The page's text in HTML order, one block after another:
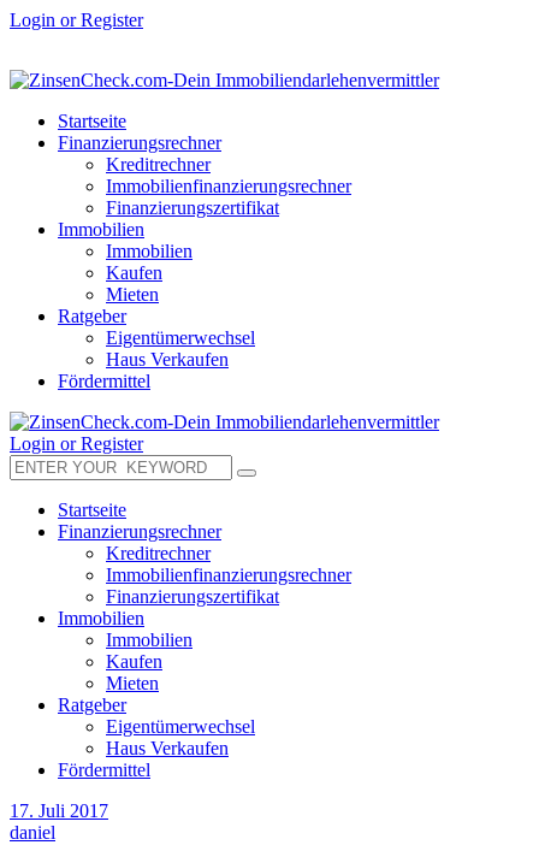
Login or Register
Startseite
Finanzierungsrechner
Kreditrechner
Immobilienfinanzierungsrechner
Finanzierungszertifikat
Immobilien
Immobilien
Kaufen
Mieten
Ratgeber
Eigentümerwechsel
Haus Verkaufen
Fördermittel
Login or Register
Startseite
Finanzierungsrechner
Kreditrechner
Immobilienfinanzierungsrechner
Finanzierungszertifikat
Immobilien
Immobilien
Kaufen
Mieten
Ratgeber
Eigentümerwechsel
Haus Verkaufen
Fördermittel
17. Juli 2017
daniel